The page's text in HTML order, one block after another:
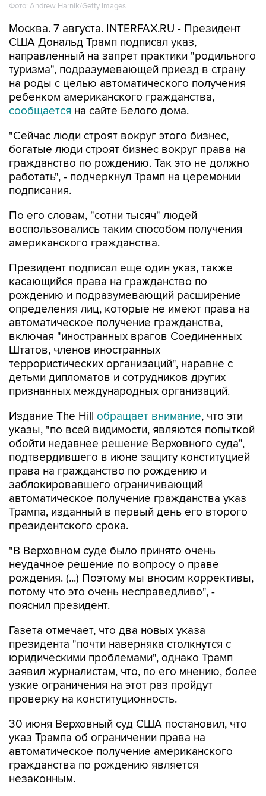
Фото: Andrew Harnik/Getty Images
Москва. 7 августа. INTERFAX.RU - Президент
США Дональд Трамп подписал указ,
направленный на запрет практики "родильного
туризма", подразумевающей приезд в страну
на роды с целью автоматического получения
ребенком американского гражданства,
сообщается на сайте Белого дома.
"Сейчас люди строят вокруг этого бизнес,
богатые люди строят бизнес вокруг права на
гражданство по рождению. Так это не должно
работать", - подчеркнул Трамп на церемонии
подписания.
По его словам, "сотни тысяч" людей
воспользовались таким способом получения
американского гражданства.
Президент подписал еще один указ, также
касающийся права на гражданство по
рождению и подразумевающий расширение
определения лиц, которые не имеют права на
автоматическое получение гражданства,
включая "иностранных врагов Соединенных
Штатов, членов иностранных
террористических организаций", наравне с
детьми дипломатов и сотрудников других
признанных международных организаций.
Издание The Hill обращает внимание, что эти
указы, "по всей видимости, являются попыткой
обойти недавнее решение Верховного суда",
подтвердившего в июне защиту конституцией
права на гражданство по рождению и
заблокировавшего ограничивающий
автоматическое получение гражданства указ
Трампа, изданный в первый день его второго
президентского срока.
"В Верховном суде было принято очень
неудачное решение по вопросу о праве
рождения. (...) Поэтому мы вносим коррективы,
потому что это очень несправедливо", -
пояснил президент.
Газета отмечает, что два новых указа
президента "почти наверняка столкнутся с
юридическими проблемами", однако Трамп
заявил журналистам, что, по его мнению, более
узкие ограничения на этот раз пройдут
проверку на конституционность.
30 июня Верховный суд США постановил, что
указ Трампа об ограничении права на
автоматическое получение американского
гражданства по рождению является
незаконным.